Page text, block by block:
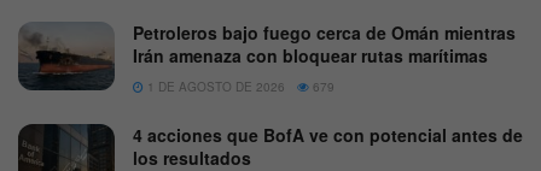
Petroleros bajo fuego cerca de Omán mientras
Irán amenaza con bloquear rutas marítimas
1 DE AGOSTO DE 2026 679
4 acciones que BofA ve con potencial antes de
los resultados